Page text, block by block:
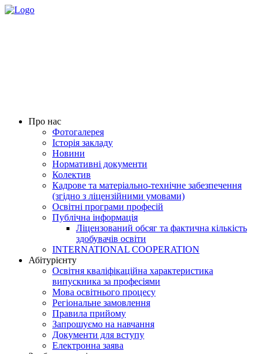
Про нас
Фотогалерея
Історія закладу
Новини
Нормативні документи
Колектив
Кадрове та матеріально-технічне забезпечення
(згідно з ліцензійними умовами)
Освітні програми професій
Публічна інформація
Ліцензований обсяг та фактична кількість
здобувачів освіти
INTERNATIONAL COOPERATION
Абітурієнту
Освітня кваліфікаційна характеристика
випускника за професіями
Мова освітнього процесу
Регіональне замовлення
Правила прийому
Запрошуємо на навчання
Документи для вступу
Електронна заява